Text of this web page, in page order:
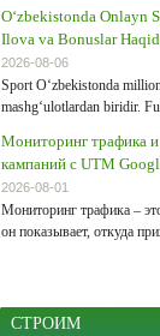
O‘zbekistonda Onlayn
Ilova va Bonuslar
2026-08-06
Sport O‘zbekistonda
mashg‘ulotlardan biridir.
Мониторинг трафика
кампаний с UTM
2026-08-01
Мониторинг трафика –
он показывает, откуда
СТРОИМ